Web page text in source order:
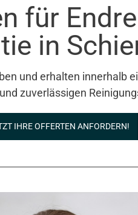
für
in
und erhalten innerhalb
zuverlässigen
IHRE OFFERTEN ANFORDERN!